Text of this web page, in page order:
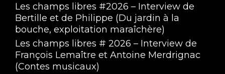
Micro-trottoir avec Hugo Marie, de l'IME
Ségur
Apr 30, 2025 • 3:52
Les champs libres #2026 – Interview de
Bertille et de Philippe (Du jardin à la
bouche, exploitation maraîchère)
Les champs libres # 2026 – Interview de
François Lemaître et Antoine Merdrignac
(Contes musicaux)